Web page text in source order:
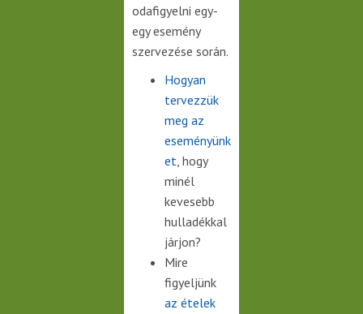
odafigyelni egy-
egy esemény
szervezése során.
Hogyan
tervezzük
meg az
eseményünk
et, hogy
minél
kevesebb
hulladékkal
járjon?
Mire
figyeljünk
az ételek